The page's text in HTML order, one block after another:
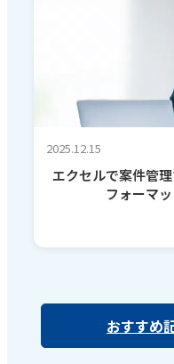
2025.12.15
エクセルで案件管
フォーマ
おすすめ